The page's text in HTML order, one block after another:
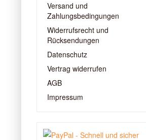
Versand und
Zahlungsbedingungen
Widerrufsrecht und
Rücksendungen
Datenschutz
Vertrag widerrufen
AGB
Impressum